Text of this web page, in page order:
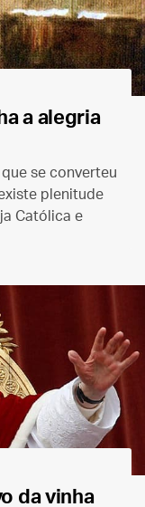
a alegria
se converteu
plenitude
Católica e
da vinha